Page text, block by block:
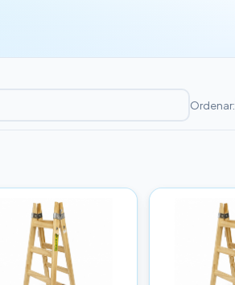
Ordenar: